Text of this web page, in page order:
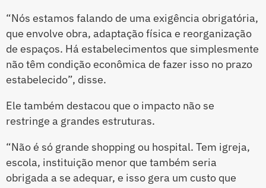
“Nós estamos falando de uma exigência obrigatória,
que envolve obra, adaptação física e reorganização
de espaços. Há estabelecimentos que simplesmente
não têm condição econômica de fazer isso no prazo
estabelecido”, disse.
Ele também destacou que o impacto não se
restringe a grandes estruturas.
“Não é só grande shopping ou hospital. Tem igreja,
escola, instituição menor que também seria
obrigada a se adequar, e isso gera um custo que